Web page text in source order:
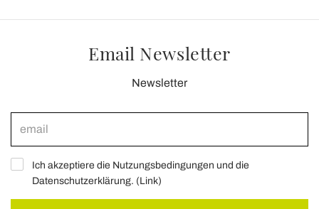
Email Newsletter
Newsletter
Ich akzeptiere die Nutzungsbedingungen und die
Datenschutzerklärung. (Link)